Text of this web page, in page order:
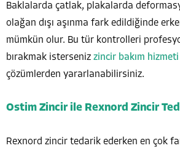
Baklalarda çatlak, plakalarda
olağan dışı aşınma fark edildiğinde
mümkün olur. Bu tür kontrolleri
bırakmak isterseniz zincir bakım hizmeti
çözümlerden yararlanabilirsiniz.
Ostim Zincir ile Rexnord Zincir
Rexnord zincir tedarik ederken en çok